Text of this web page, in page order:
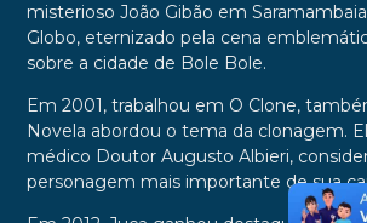
misterioso João Gibão em
Globo, eternizado pela cena
sobre a cidade de Bole Bole.
Em 2001, trabalhou em O Clone,
Novela abordou o tema da clonagem.
médico Doutor Augusto Albieri,
personagem mais importante de sua